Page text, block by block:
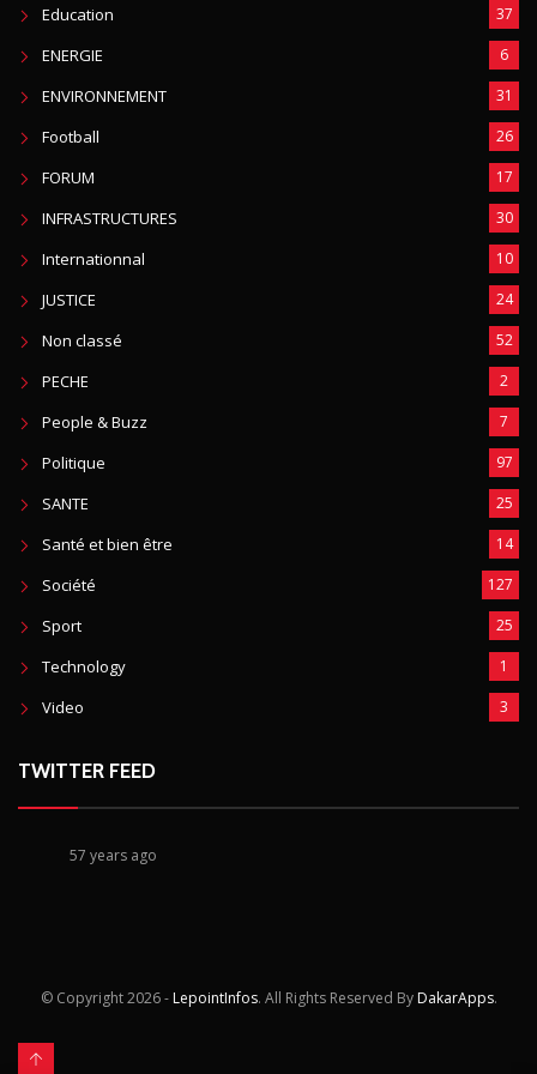
Education 37
ENERGIE 6
ENVIRONNEMENT 31
Football 26
FORUM 17
INFRASTRUCTURES 30
Internationnal 10
JUSTICE 24
Non classé 52
PECHE 2
People & Buzz 7
Politique 97
SANTE 25
Santé et bien être 14
Société 127
Sport 25
Technology 1
Video 3
TWITTER FEED
57 years ago
© Copyright2026 - LepointInfos. All Rights Reserved By DakarApps.